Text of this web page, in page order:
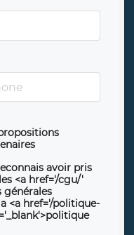
avoir pris
<a href='/cgu/'
générales
<a href='/politique-